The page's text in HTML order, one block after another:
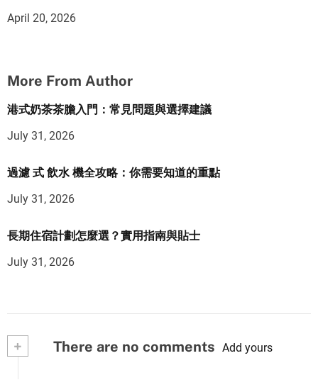
April 20, 2026
More From Author
港式奶茶茶膽入門：常見問題與選擇建議
July 31, 2026
過濾 式 飲水 機全攻略：你需要知道的重點
July 31, 2026
長期住宿計劃怎麼選？實用指南與貼士
July 31, 2026
+ There are no comments Add yours